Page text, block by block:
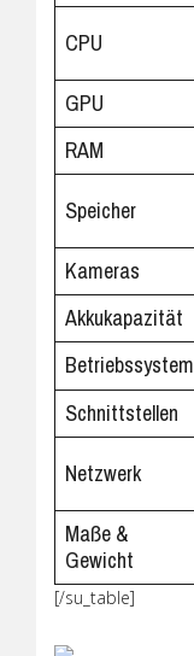
CPU
GPU
RAM
Speicher
Kameras
Akkukapazität
Betriebssystem
Schnittstellen
Netzwerk
Maße &
Gewicht
[/su_table]